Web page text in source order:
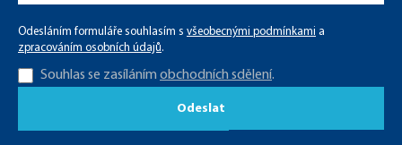
Odesláním formuláře souhlasím s všeobecnými podmínkami a
zpracováním osobních údajů.
Souhlas se zasíláním obchodních sdělení.
Odeslat